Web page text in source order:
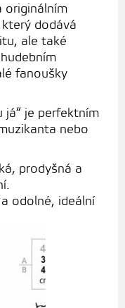
originálním
dodává
ale také
fanoušky
já“ je perfektním
nebo
prodyšná a
odolné, ideální